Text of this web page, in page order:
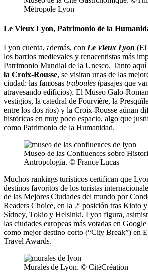
Métropole Lyon
Le Vieux Lyon, Patrimonio de la
Lyon cuenta, además, con Le Vieux Lyon (El
los barrios medievales y renacentistas más
Patrimonio Mundial de la Unesco. Tanto aquí
la Croix-Rousse, se visitan unas de las
ciudad: las famosas traboules (pasajes que
atravesando edificios). El Museo Galo-
vestigios, la catedral de Fourvière, la
entre los dos ríos) y la Croix-Rousse aúnan
históricas en muy poco espacio, algo que
como Patrimonio de la Humanidad.
Museo de las Confluences sobre
Antropología. © France Lucas
Muchos rankings turísticos certifican que
destinos favoritos de los turistas
de las Mejores Ciudades del mundo por
Readers Choice, en la 2ª posición tras Kioto
Sídney, Tokio y Helsinki, Lyon figura,
las ciudades europeas más votadas en
como mejor destino corto (“City Break”) en
Travel Awards.
Murales de Lyon. © CitéCréation